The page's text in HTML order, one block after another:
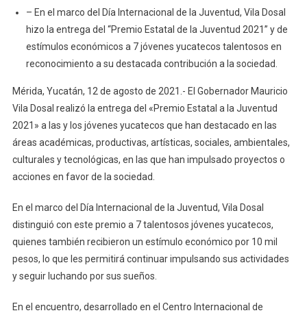
Gobernador
Mauricio
Vila
Dosal
La
Dedicación
Y
Trabajo
De
Los
Yucatecos
– En el marco del Día Internacional de la Juventud, Vila Dosal
hizo la entrega del “Premio Estatal de la Juventud 2021” y de
estímulos económicos a 7 jóvenes yucatecos talentosos en
reconocimiento a su destacada contribución a la sociedad.
Mérida, Yucatán, 12 de agosto de 2021.- El Gobernador Mauricio
Vila Dosal realizó la entrega del «Premio Estatal a la Juventud
2021» a las y los jóvenes yucatecos que han destacado en las
áreas académicas, productivas, artísticas, sociales, ambientales,
culturales y tecnológicas, en las que han impulsado proyectos o
acciones en favor de la sociedad.
En el marco del Día Internacional de la Juventud, Vila Dosal
distinguió con este premio a 7 talentosos jóvenes yucatecos,
quienes también recibieron un estímulo económico por 10 mil
pesos, lo que les permitirá continuar impulsando sus actividades
y seguir luchando por sus sueños.
En el encuentro, desarrollado en el Centro Internacional de